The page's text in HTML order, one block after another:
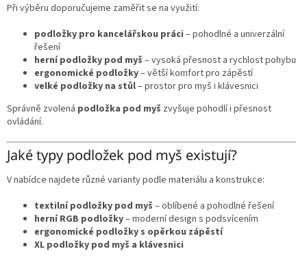
Při výběru doporučujeme zaměřit se na využití:
podložky pro kancelářskou práci – pohodlné a univerzální
řešení
herní podložky pod myš – vysoká přesnost a rychlost pohybu
ergonomické podložky– větší komfort pro zápěstí
velké podložky na stůl– prostor pro myš i klávesnici
Správně zvolená podložka pod myš zvyšuje pohodlí i přesnost
ovládání.
Jaké typy podložek pod myš existují?
V nabídce najdete různé varianty podle materiálu a konstrukce:
textilní podložky pod myš – oblíbené a pohodlné řešení
herní RGB podložky– moderní design s podsvícením
ergonomické podložky s opěrkou zápěstí
XL podložky pod myš a klávesnici